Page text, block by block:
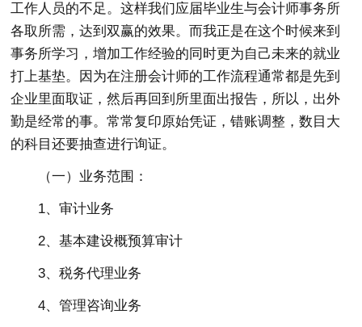
工作人员的不足。这样我们应届毕业生与会计师事务所
各取所需，达到双赢的效果。而我正是在这个时候来到
事务所学习，增加工作经验的同时更为自己未来的就业
打上基垫。因为在注册会计师的工作流程通常都是先到
企业里面取证，然后再回到所里面出报告，所以，出外
勤是经常的事。常常复印原始凭证，错账调整，数目大
的科目还要抽查进行询证。
（一）业务范围：
1、审计业务
2、基本建设概预算审计
3、税务代理业务
4、管理咨询业务